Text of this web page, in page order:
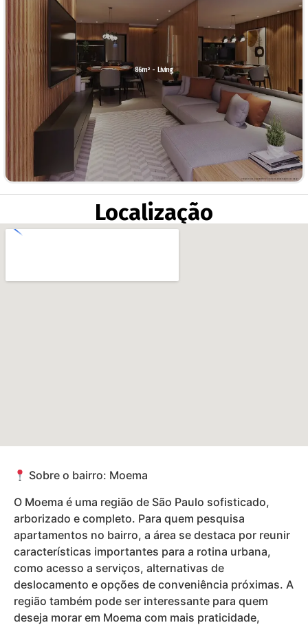
86m² - Living
Localização
Sobre o bairro: Moema
O Moema é uma região de São Paulo sofisticado,
arborizado e completo. Para quem pesquisa
apartamentos no bairro, a área se destaca por reunir
características importantes para a rotina urbana,
como acesso a serviços, alternativas de
deslocamento e opções de conveniência próximas. A
região também pode ser interessante para quem
deseja morar em Moema com mais praticidade,